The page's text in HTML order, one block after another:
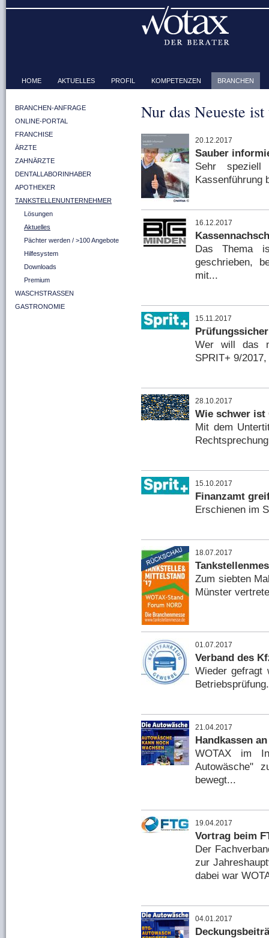
HOME AKTUELLES PROFIL KOMPETENZEN BRANCHEN
BRANCHEN-ANFRAGE
ONLINE-PORTAL
FRANCHISE
ÄRZTE
ZAHNÄRZTE
DENTALLABORINHABER
APOTHEKER
TANKSTELLENUNTERNEHMER
Lösungen
Aktuelles
Pächter werden / >100 Angebote
Hilfesystem
Downloads
Premium
WASCHSTRASSEN
GASTRONOMIE
Nur das Neueste
20.12.2017
Sauber
Sehr
Kassenführung
16.12.2017
Das Thema
geschrieben,
mit...
15.11.2017
Wer will das
SPRIT+ 9/
28.10.2017
Wie schwer ist
Mit dem
15.10.2017
Finanzamt
Erschienen im
18.07.2017
Zum siebten
Münster
01.07.2017
Verband des
Wieder gefragt
21.04.2017
Handkassen
WOTAX im
Autowäsche"
bewegt...
19.04.2017
Vortrag beim
Der
zur
dabei war
04.01.2017